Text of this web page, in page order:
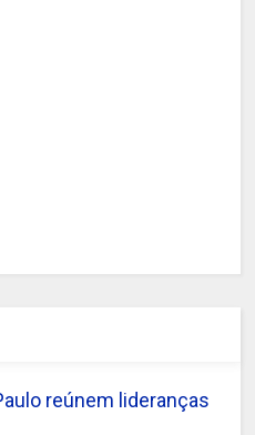
reúnem lideranças